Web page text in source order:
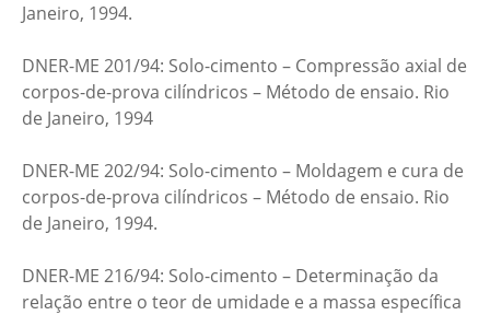
Janeiro, 1994.
DNER-ME 201/94: Solo-cimento – Compressão axial de
corpos-de-prova cilíndricos – Método de ensaio. Rio
de Janeiro, 1994
DNER-ME 202/94: Solo-cimento – Moldagem e cura de
corpos-de-prova cilíndricos – Método de ensaio. Rio
de Janeiro, 1994.
DNER-ME 216/94: Solo-cimento – Determinação da
relação entre o teor de umidade e a massa específica